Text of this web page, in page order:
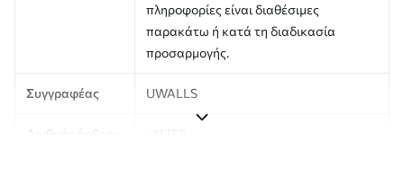
πληροφορίες είναι διαθέσιμες
παρακάτω ή κατά τη διαδικασία
προσαρμογής.
Συγγραφέας UWALLS
Αριθμός άρθρου